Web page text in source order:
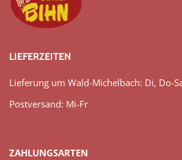
LIEFERZEITEN
Lieferung um Wald-Michelbach: Di, Do-
Postversand: Mi-Fr
ZAHLUNGSARTEN